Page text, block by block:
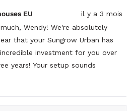
Wendy
était
utile.
oui
de
non
EU
il y a 3 mois
Wendy! We're absolutely
that your Sungrow Urban has
investment for you over
years! Your setup sounds
with the year-round heating
producing such tasty produce,